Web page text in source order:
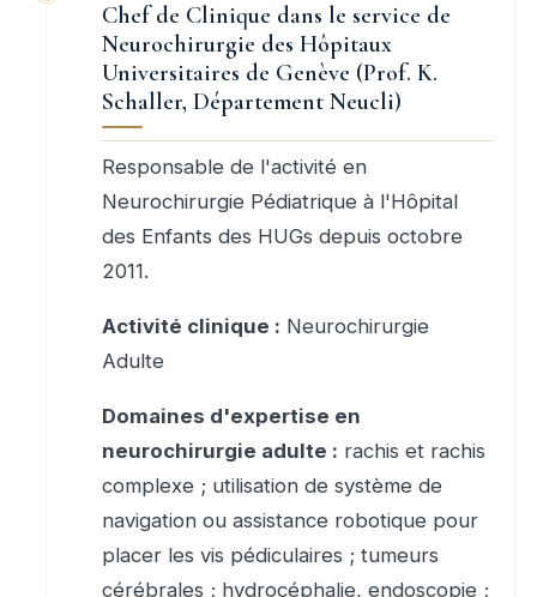
Chef de Clinique dans le service de
Neurochirurgie des Hôpitaux
Universitaires de Genève (Prof. K.
Schaller, Département Neucli)
Responsable de l'activité en
Neurochirurgie Pédiatrique à l'Hôpital
des Enfants des HUGs depuis octobre
2011.
Activité clinique : Neurochirurgie
Adulte
Domaines d'expertise en
neurochirurgie adulte : rachis et rachis
complexe ; utilisation de système de
navigation ou assistance robotique pour
placer les vis pédiculaires ; tumeurs
cérébrales ; hydrocéphalie, endoscopie ;